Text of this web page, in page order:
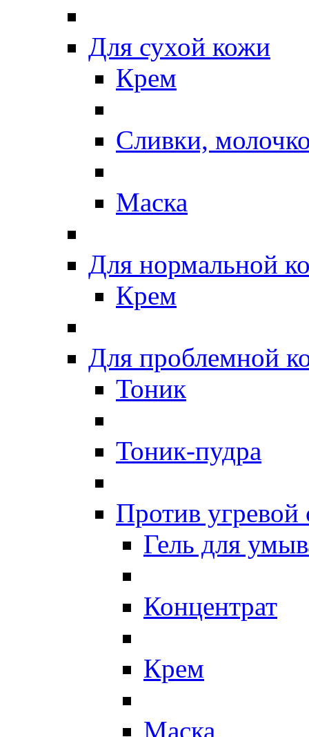
Для сухой кожи
Крем
Сливки,
Маска
Для нормальной
Крем
Для проблемной
Тоник
Тоник-пудра
Против
Гель для
Концентрат
Крем
Маска